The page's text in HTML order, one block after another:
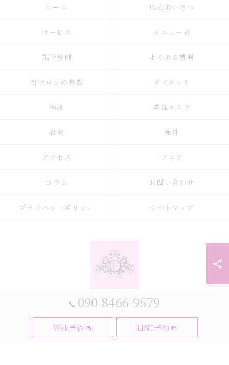
090-8466-9579
Web予約 LINE予約
ホーム 代表あいさつ
サービス メニュー表
施術事例 よくある質問
当サロンの特徴 ダイエット
健康 美容エステ
食欲 痩身
アクセス ブログ
コラム お問い合わせ
プライバシーポリシー サイトマップ
© 2026 大阪府大阪市の耳つぼなら耳つぼダイエットサロンふーみん ALL
RIGHTS RESERVED.